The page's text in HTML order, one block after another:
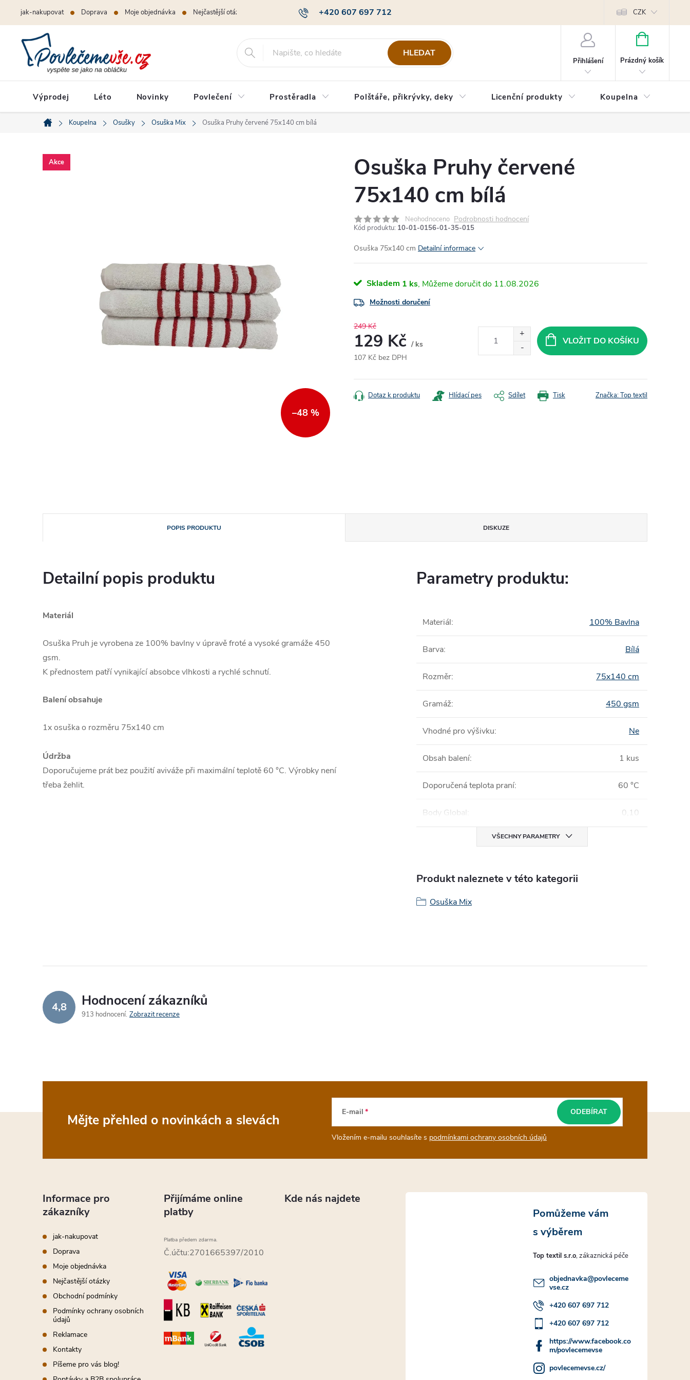
+420 607 697 712
jak-nakupovat Doprava Moje objednávka Nejčastější otázky Obchodní podmínky Podmínky ochrany osobních údajů Poptávky a B2B
CZK
HLEDAT
Přihlášení
NÁKUPNÍ
Prázdný košík
Výprodej Léto Novinky Povlečení Prostěradla Polštáře, přikrývky, deky Licenční produkty Koupelna
Domů
Koupelna Osušky Osuška Mix Osuška Pruhy červené 75x140 cm bílá
Akce
–48 %
Osuška Pruhy červené
75x140 cm bílá
Neohodnoceno Podrobnosti hodnocení
Kód produktu: 10-01-0156-01-35-015
Osuška 75x140 cm Detailní informace
Skladem 1 ks 11.08.2026
Možnosti doručení
249 Kč
129 Kč / ks
107 Kč bez DPH
cena:
VLOŽIT DO KOŠÍKU
Tisk
Dotaz k produktu Hlídací pes Sdílet Značka:Top textil
POPIS PRODUKTU DISKUZE
Detailní popis produktu
Materiál
Osuška Pruh je vyrobena ze 100% bavlny v úpravě froté a vysoké gramáže 450
gsm.
K přednostem patří vynikající absobce vlhkosti a rychlé schnutí.
Balení obsahuje
1x osuška o rozměru 75x140 cm
Údržba
Doporučujeme prát bez použití aviváže při maximální teplotě 60 °C. Výrobky není
třeba žehlit.
Parametry produktu:
Materiál: 100% Bavlna
Barva: Bílá
Rozměr: 75x140 cm
Gramáž: 450 gsm
Vhodné pro výšivku: Ne
Obsah balení: 1 kus
Doporučená teplota praní: 60 °C
Body Global: 0,10
VŠECHNY PARAMETRY
Produkt naleznete v této kategorii
Osuška Mix
4,8 Hodnocení zákazníků
913 hodnocení Zobrazit recenze
Mějte přehled o novinkách a slevách E-mail
Vložením e-mailu souhlasíte s podmínkami ochrany osobních údajů
ODEBÍRAT
Informace pro
zákazníky
jak-nakupovat
Doprava
Moje objednávka
Nejčastější otázky
Obchodní podmínky
Podmínky ochrany osobních
údajů
Reklamace
Kontakty
Píšeme pro vás blog!
Přijímáme online
platby
Platba předem zdarma.
Č.účtu:2701665397/2010
Kde nás najdete
Top textil s.r.o
objednavka@povleceme
vse.cz
+420 607 697 712
+420 607 697 712
https://www.facebook.co
m/povlecemevse
povlecemevse.cz/